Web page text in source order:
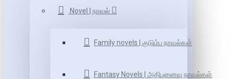
Novel | நாவல்
Family novels | குடும்ப நாவல்கள்
Fantasy Novels | அதிபுனைவு நாவல்கள்